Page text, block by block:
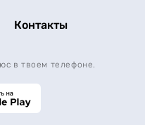
Контакты
в твоем телефоне.